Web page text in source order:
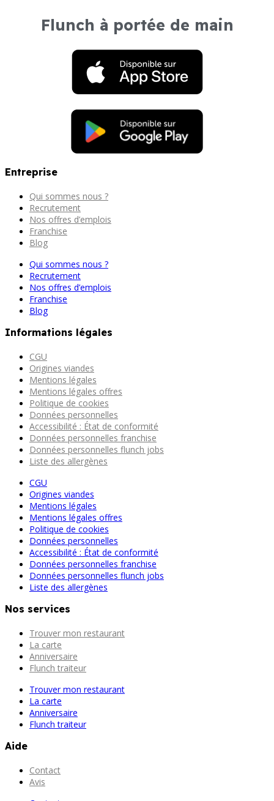
Flunch à portée de main
Entreprise
Qui sommes nous ?
Recrutement
Nos offres d’emplois
Franchise
Blog
Qui sommes nous ?
Recrutement
Nos offres d’emplois
Franchise
Blog
Informations légales
CGU
Origines viandes
Mentions légales
Mentions légales offres
Politique de cookies
Données personnelles
Accessibilité : État de conformité
Données personnelles franchise
Données personnelles flunch jobs
Liste des allergènes
CGU
Origines viandes
Mentions légales
Mentions légales offres
Politique de cookies
Données personnelles
Accessibilité : État de conformité
Données personnelles franchise
Données personnelles flunch jobs
Liste des allergènes
Nos services
Trouver mon restaurant
La carte
Anniversaire
Flunch traiteur
Trouver mon restaurant
La carte
Anniversaire
Flunch traiteur
Aide
Contact
Avis